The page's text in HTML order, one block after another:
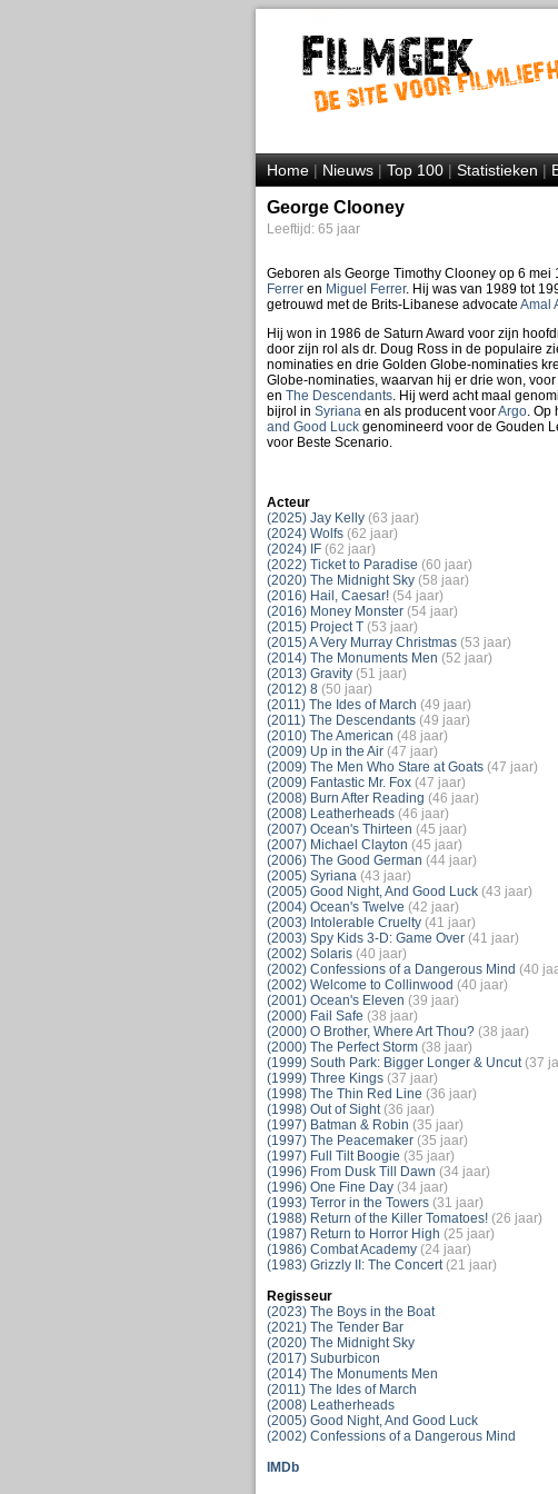
Home|Nieuws|Top 100|Statistieken|
George Clooney
Leeftijd: 65 jaar
Geboren als George Timothy Clooney op 6 mei
Ferreren Miguel Ferrer. Hij was van 1989 tot
getrouwd met de Brits-Libanese advocate Amal
Hij won in 1986 de Saturn Award voor zijn
door zijn rol als dr. Doug Ross in de populaire
nominaties en drie Golden Globe-nominaties
Globe-nominaties, waarvan hij er drie won,
en The Descendants. Hij werd acht maal
bijrol in Syrianaen als producent voorArgo. Op
and Good Luckgenomineerd voor de Gouden
voor Beste Scenario.
Acteur
(2025) Jay Kelly (63 jaar)
(2024) Wolfs (62 jaar)
(2024) IF (62 jaar)
(2022) Ticket to Paradise (60 jaar)
(2020) The Midnight Sky (58 jaar)
(2016) Hail, Caesar! (54 jaar)
(2016) Money Monster (54 jaar)
(2015) Project T (53 jaar)
(2015) A Very Murray Christmas (53 jaar)
(2014) The Monuments Men (52 jaar)
(2013) Gravity (51 jaar)
(2012) 8 (50 jaar)
(2011) The Ides of March (49 jaar)
(2011) The Descendants (49 jaar)
(2010) The American (48 jaar)
(2009) Up in the Air (47 jaar)
(2009) The Men Who Stare at Goats (47 jaar)
(2009) Fantastic Mr. Fox (47 jaar)
(2008) Burn After Reading (46 jaar)
(2008) Leatherheads (46 jaar)
(2007) Ocean's Thirteen (45 jaar)
(2007) Michael Clayton (45 jaar)
(2006) The Good German (44 jaar)
(2005) Syriana (43 jaar)
(2005) Good Night, And Good Luck (43 jaar)
(2004) Ocean's Twelve (42 jaar)
(2003) Intolerable Cruelty (41 jaar)
(2003) Spy Kids 3-D: Game Over (41 jaar)
(2002) Solaris (40 jaar)
(2002) Confessions of a Dangerous Mind (40
(2002) Welcome to Collinwood (40 jaar)
(2001) Ocean's Eleven (39 jaar)
(2000) Fail Safe (38 jaar)
(2000) O Brother, Where Art Thou? (38 jaar)
(2000) The Perfect Storm (38 jaar)
(1999) South Park: Bigger Longer & Uncut (37
(1999) Three Kings (37 jaar)
(1998) The Thin Red Line (36 jaar)
(1998) Out of Sight (36 jaar)
(1997) Batman & Robin (35 jaar)
(1997) The Peacemaker (35 jaar)
(1997) Full Tilt Boogie (35 jaar)
(1996) From Dusk Till Dawn (34 jaar)
(1996) One Fine Day (34 jaar)
(1993) Terror in the Towers (31 jaar)
(1988) Return of the Killer Tomatoes! (26 jaar)
(1987) Return to Horror High (25 jaar)
(1986) Combat Academy (24 jaar)
(1983) Grizzly II: The Concert (21 jaar)
Regisseur
(2023) The Boys in the Boat
(2021) The Tender Bar
(2020) The Midnight Sky
(2017) Suburbicon
(2014) The Monuments Men
(2011) The Ides of March
(2008) Leatherheads
(2005) Good Night, And Good Luck
(2002) Confessions of a Dangerous Mind
IMDb